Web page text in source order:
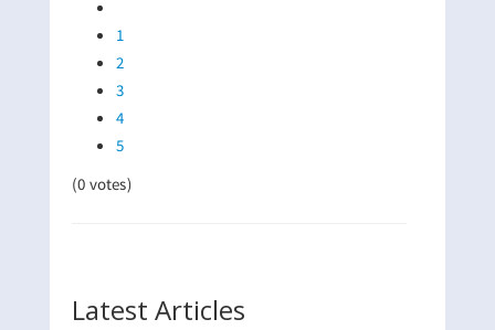
1
2
3
4
5
(0 votes)
Latest Articles